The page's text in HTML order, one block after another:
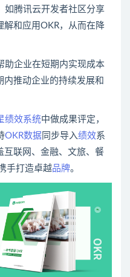
如腾讯云开发者社区分享
解和应用OKR，从而在降
助企业在短期内实现成本
推动企业的持续发展和
绩效系统中做成果评定，
OKR数据 同步导入绩效系
互联网、金融、文旅、餐
手打造卓越品牌。